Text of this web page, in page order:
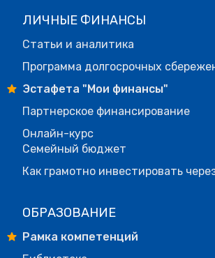
ЛИЧНЫЕ ФИНАНСЫ
Статьи и аналитика
Программа долгосрочных
Эстафета "Мои финансы"
Партнерское финансирование
Онлайн-курс
Семейный бюджет
Как грамотно инвестировать
ОБРАЗОВАНИЕ
Рамка компетенций